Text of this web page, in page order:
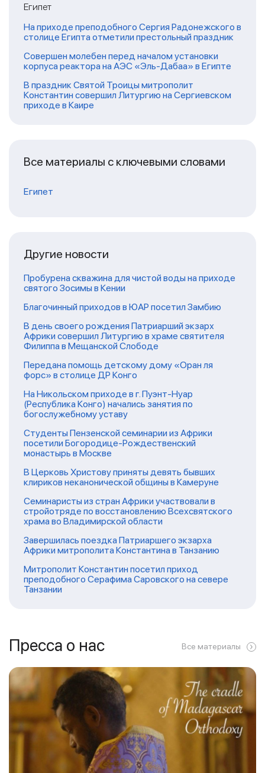
Египет
На приходе преподобного Сергия Радонежского в
столице Египта отметили престольный праздник
Совершен молебен перед началом установки
корпуса реактора на АЭС «Эль-Дабаа» в Египте
В праздник Святой Троицы митрополит
Константин совершил Литургию на Сергиевском
приходе в Каире
Все материалы с ключевыми словами
Египет
Другие новости
Пробурена скважина для чистой воды на приходе
святого Зосимы в Кении
Благочинный приходов в ЮАР посетил Замбию
В день своего рождения Патриарший экзарх
Африки совершил Литургию в храме святителя
Филиппа в Мещанской Слободе
Передана помощь детскому дому «Оран ля
форс» в столице ДР Конго
На Никольском приходе в г. Пуэнт-Нуар
(Республика Конго) начались занятия по
богослужебному уставу
Студенты Пензенской семинарии из Африки
посетили Богородице-Рождественский
монастырь в Москве
В Церковь Христову приняты девять бывших
клириков неканонической общины в Камеруне
Семинаристы из стран Африки участвовали в
стройотряде по восстановлению Всехсвятского
храма во Владимирской области
Завершилась поездка Патриаршего экзарха
Африки митрополита Константина в Танзанию
Митрополит Константин посетил приход
преподобного Серафима Саровского на севере
Танзании
Пресса о нас Все материалы